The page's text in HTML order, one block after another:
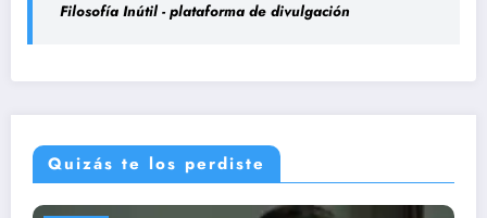
Filosofía Inútil - plataforma de divulgación
Quizás te los perdiste